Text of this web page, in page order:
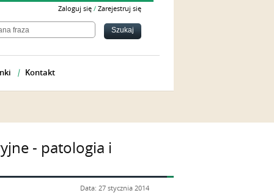
Zaloguj się / Zarejestruj się
Kontakt
- patologia i
Data: 27 stycznia 2014